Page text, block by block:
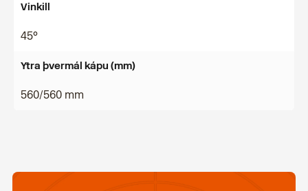
Vinkill
45°
Ytra þvermál kápu (mm)
560/560 mm